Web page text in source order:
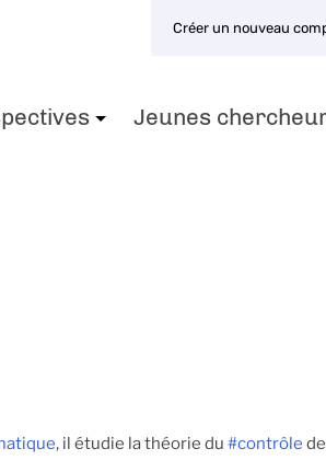
Créer un nouveau
Jeunes
, il étudie la théorie du #contrôle